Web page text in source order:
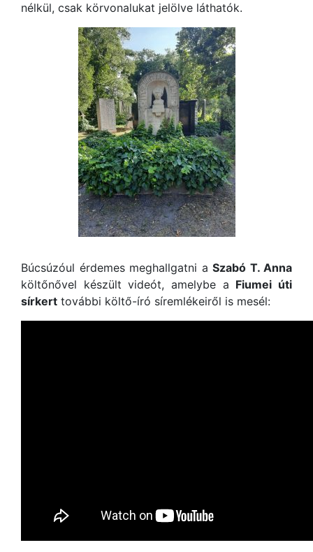
nélkül, csak körvonalukat jelölve láthatók.
Búcsúzóul érdemes meghallgatni a Szabó T. Anna
költőnővel készült videót, amelybe a Fiumei úti
sírkert további költő-író síremlékeiről is mesél: